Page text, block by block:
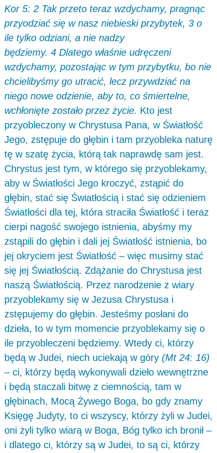
Kor 5: 2 Tak przeto teraz wzdychamy, pragnąc
przyodziać się w nasz niebieski przybytek, 3 o
ile tylko odziani, a nie nadzy
będziemy. 4 Dlatego właśnie udręczeni
wzdychamy, pozostając w tym przybytku, bo nie
chcielibyśmy go utracić, lecz przywdziać na
niego nowe odzienie, aby to, co śmiertelne,
wchłonięte zostało przez życie. Kto jest
przyobleczony w Chrystusa Pana, w Światłość
Jego, zstępuje do głębin i tam przyobleka naturę
tę w szatę życia, którą tak naprawdę sam jest.
Chrystus jest tym, w którego się przyoblekamy,
aby w Światłości Jego kroczyć, zstąpić do
głębin, stać się Światłością i stać się odzieniem
Światłości dla tej, która straciła Światłość i teraz
cierpi nagość swojego istnienia, abyśmy my
zstąpili do głębin i dali jej Światłość istnienia, bo
jej okryciem jest Światłość – więc musimy stać
się jej Światłością. Zdążanie do Chrystusa jest
naszą Światłością. Przez narodzenie z wiary
przyoblekamy się w Jezusa Chrystusa i
zstępujemy do głębin. Jesteśmy posłani do
dzieła, to w tym momencie przyoblekamy się o
ile przyobleczeni będziemy. Wtedy ci, którzy
będą w Judei, niech uciekają w góry (Mt 24: 16)
– ci, którzy będą wykonywali dzieło wewnętrzne
i będą staczali bitwę z ciemnością, tam w
głębinach, Mocą Żywego Boga, bo gdy znamy
Księgę Judyty, to ci wszyscy, którzy żyli w Judei,
oni żyli tylko wiarą w Boga, Bóg tylko ich bronił –
i dlatego ci, którzy są w Judei, to są ci, którzy